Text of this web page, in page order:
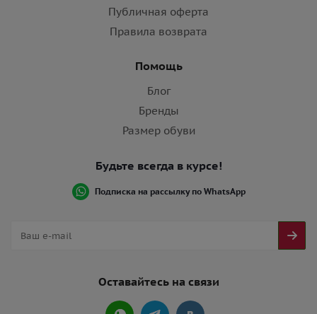
Публичная оферта
Правила возврата
Помощь
Блог
Бренды
Размер обуви
Будьте всегда в курсе!
Подписка на рассылку по WhatsApp
Оставайтесь на связи